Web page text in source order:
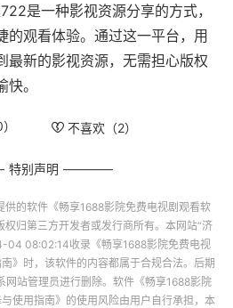
是一种影视资源分享的方式，
的观看体验。通过这一平台，用
最新的影视资源，无需担心版权
。
） 不喜欢（2）
特别声明
供的软件《畅享1688影院免费电视剧观看软
权归第三方开发者或发行商所有。本网站“济
04 08:02:14收录 《畅享1688影院免费电视
》 时，该软件的内容都属于合规合法。后期
网站管理员进行删除。软件《畅享1688影院
使用指南》 的使用风险由用户自行承担，本